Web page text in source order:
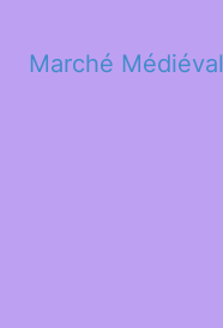
Marché Médiéval